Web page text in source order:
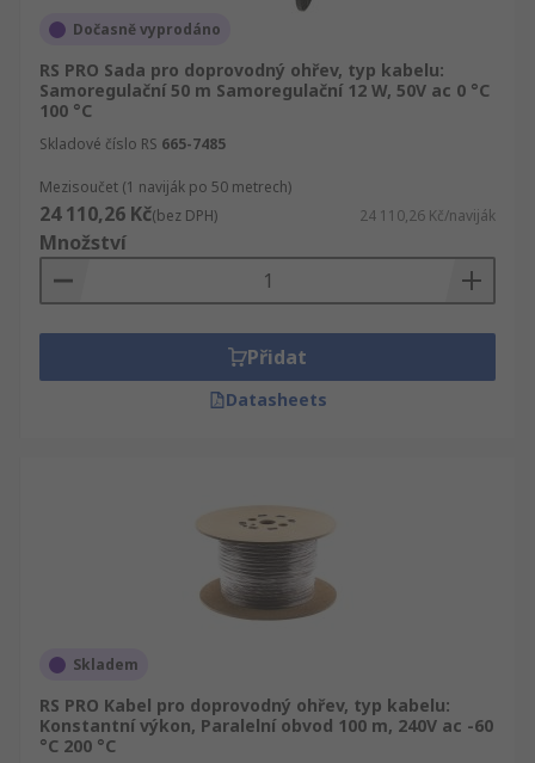
Dočasně vyprodáno
RS PRO Sada pro doprovodný ohřev, typ kabelu:
Samoregulační 50 m Samoregulační 12 W, 50V ac 0 °C
100 °C
Skladové číslo RS 665-7485
Mezisoučet (1 naviják po 50 metrech)
24 110,26 Kč(bez DPH) 24 110,26 Kč/naviják
Množství
Přidat
Datasheets
Skladem
RS PRO Kabel pro doprovodný ohřev, typ kabelu:
Konstantní výkon, Paralelní obvod 100 m, 240V ac -60
°C 200 °C